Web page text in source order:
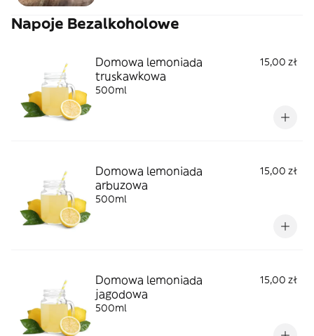
Napoje Bezalkoholowe
Domowa lemoniada
truskawkowa
15,00 zł
500ml
Domowa lemoniada
arbuzowa
15,00 zł
500ml
Domowa lemoniada
jagodowa
15,00 zł
500ml